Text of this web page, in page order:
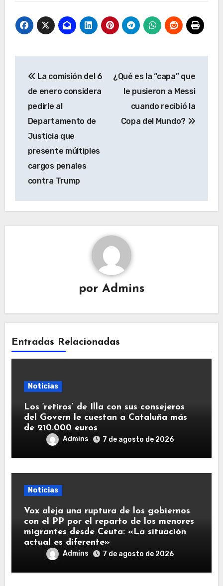
de
entradas
La comisión del 6
de enero considera
pedirle al
Departamento de
Justicia que
presente múltiples
cargos penales
contra Trump
¿Qué es la “capa” que
le pusieron a Messi
cuando recibió la
Copa del Mundo?
por Admins
Entradas Relacionadas
Noticias
Los ‘retiros’ de Illa con sus consejeros
del Govern le cuestan a Cataluña más
de 210.000 euros
Admins 7 de agosto de 2026
Noticias
Vox aleja una ruptura de los gobiernos
con el PP por el reparto de los menores
migrantes desde Ceuta: «La situación
actual es diferente»
Admins 7 de agosto de 2026